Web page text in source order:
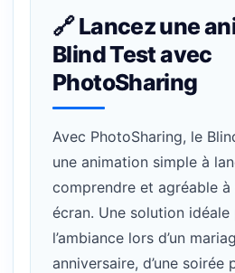
🔗 Lancez une
Blind Test avec
PhotoSharing
Avec PhotoSharing, le
une animation simple à
comprendre et agréable à
écran. Une solution
l’ambiance lors d’un
anniversaire, d’une soirée